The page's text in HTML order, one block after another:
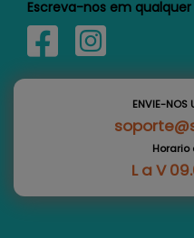
Escreva-nos em
ENVIE-NOS
Horario
L a V